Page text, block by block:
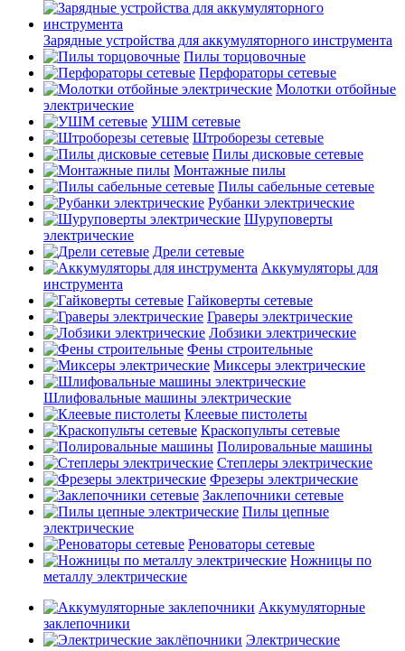
Зарядные устройства для аккумуляторного инструмента
Пилы торцовочные
Перфораторы сетевые
Молотки отбойные
электрические
УШМ сетевые
Штроборезы сетевые
Пилы дисковые сетевые
Монтажные пилы
Пилы сабельные сетевые
Рубанки электрические
Шуруповерты
электрические
Дрели сетевые
Аккумуляторы для
инструмента
Гайковерты сетевые
Граверы электрические
Лобзики электрические
Фены строительные
Миксеры электрические
Шлифовальные машины электрические
Клеевые пистолеты
Краскопульты сетевые
Полировальные машины
Степлеры электрические
Фрезеры электрические
Заклепочники сетевые
Пилы цепные
электрические
Реноваторы сетевые
Ножницы по
металлу электрические
Аккумуляторные
заклепочники
Электрические